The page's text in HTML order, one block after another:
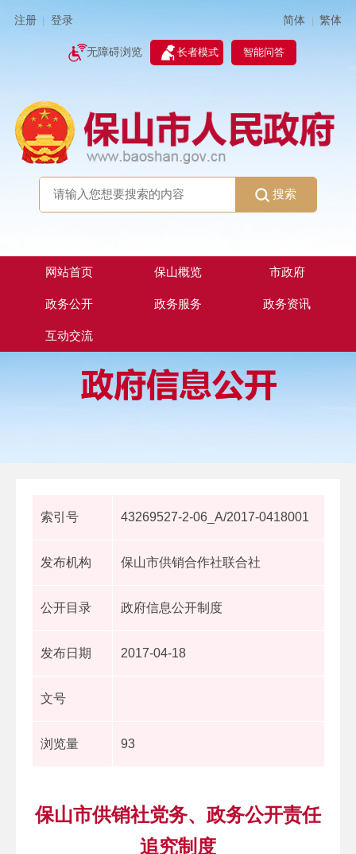
注册 登录 简体 | 繁体
无障碍浏览 长者模式 智能问答
搜索
网站首页 保山概览 市政府
政务公开 政务服务 政务资讯
互动交流
索引号 43269527-2-06_A/2017-0418001
发布机构 保山市供销合作社联合社
公开目录 政府信息公开制度
发布日期 2017-04-18
文号
浏览量 93
保山市供销社党务、政务公开责任
追究制度